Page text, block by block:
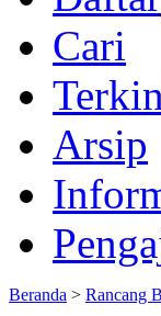
Cari
Arsip
Beranda > Rancang